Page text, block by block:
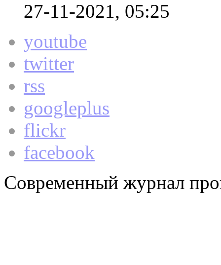
27-11-2021, 05:25
youtube
twitter
rss
googleplus
flickr
facebook
Современный журнал